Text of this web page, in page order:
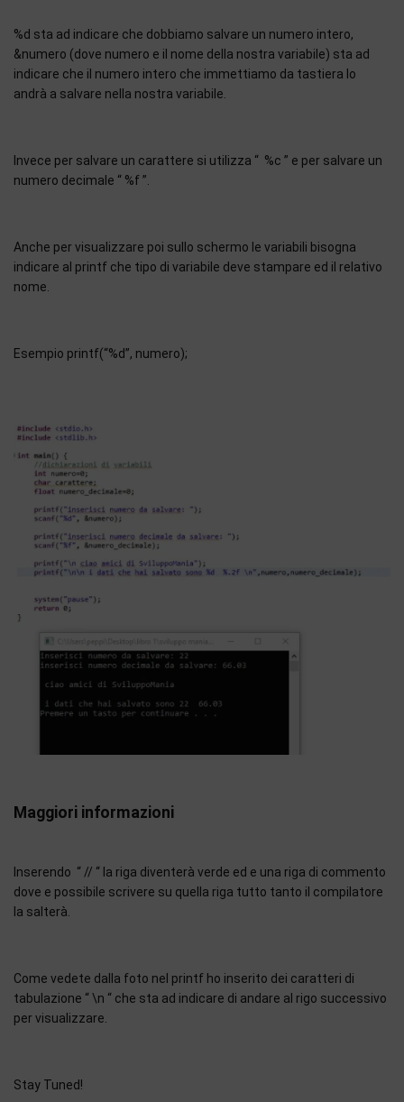
%d sta ad indicare che dobbiamo salvare un numero intero,
&numero (dove numero e il nome della nostra variabile) sta ad
indicare che il numero intero che immettiamo da tastiera lo
andrà a salvare nella nostra variabile.
Invece per salvare un carattere si utilizza “ %c ” e per salvare un
numero decimale “ %f ”.
Anche per visualizzare poi sullo schermo le variabili bisogna
indicare al printf che tipo di variabile deve stampare ed il relativo
nome.
Esempio printf(“%d”, numero);
Maggiori informazioni
Inserendo “ // “ la riga diventerà verde ed e una riga di commento
dove e possibile scrivere su quella riga tutto tanto il compilatore
la salterà.
Come vedete dalla foto nel printf ho inserito dei caratteri di
tabulazione “ \n “ che sta ad indicare di andare al rigo successivo
per visualizzare.
Stay Tuned!